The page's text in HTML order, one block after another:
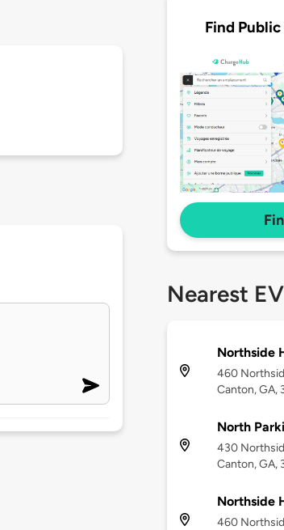
Find
Nearest
Northside
460
Canton, GA,
North
430
Canton, GA,
Northside
460